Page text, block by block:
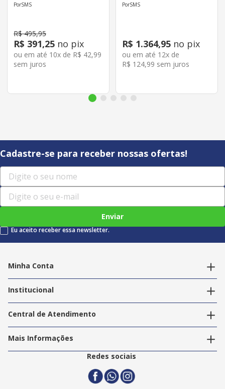
SMS
R$ 495,95
R$ 391,25 no pix
ou em até 10x de R$ 42,99
sem juros
SMS
R$ 1.364,95 no pix
ou em até 12x de
R$ 124,99 sem juros
Cadastre-se para receber nossas ofertas!
Enviar
Eu aceito receber essa newsletter.
Minha Conta
Editar endereços
Institucional
Nossas Lojas
Trabalhe Conosco
Central de Atendimento
Política de Privacidade
Termos e Condições
Politica de Entrega
Mais Informações
2ª Via Nota Fiscal
Redes sociais